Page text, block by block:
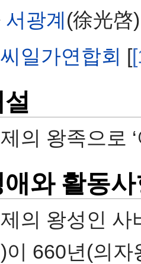
서광계 (徐光啓)
일가연합회
[
의 왕족으로
와 활동
의 왕성인 사
이 660년(의